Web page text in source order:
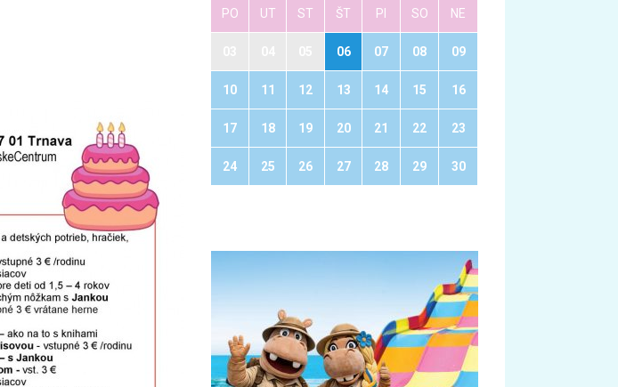
PO UT ST ŠT PI SO NE
06 07 08 09
10 11 12 13 14 15 16
17 18 19 20 21 22 23
24 25 26 27 28 29 30